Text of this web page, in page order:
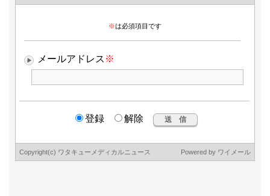
個人情報の提供は任意ですが、正確な情報をご提供いただけ
場合がありますので、予めご了承下さい。
クッキーやウェブビーコン等を用いるなどして、本人が容易
に認識できない方法による個人情報の取得は行っておりませ
9.個人情報の安全管理措置について
取得した個人情報の漏洩、滅失または毀損の防止及び是正、
その他個人情報の安全管理のために必要かつ適切な措置を講
じています。